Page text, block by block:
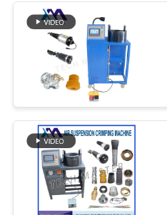
PRIVACY
BELEID